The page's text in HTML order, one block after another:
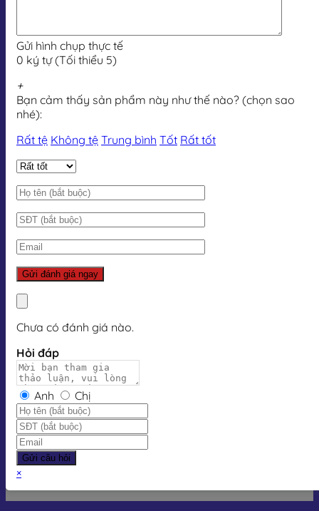
Gửi hình chụp thực tế
0 ký tự (Tối thiểu 5)
+
Bạn cảm thấy sản phẩm này như thế nào? (chọn sao
nhé):
Rất tệ Không tệ Trung bình Tốt Rất tốt
Chưa có đánh giá nào.
Hỏi đáp
Anh Chị
Gửi câu hỏi
×